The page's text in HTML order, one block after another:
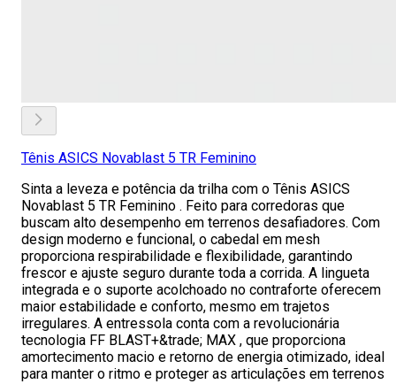
Tênis ASICS Novablast 5 TR Feminino
Sinta a leveza e potência da trilha com o Tênis ASICS
Novablast 5 TR Feminino . Feito para corredoras que
buscam alto desempenho em terrenos desafiadores. Com
design moderno e funcional, o cabedal em mesh
proporciona respirabilidade e flexibilidade, garantindo
frescor e ajuste seguro durante toda a corrida. A lingueta
integrada e o suporte acolchoado no contraforte oferecem
maior estabilidade e conforto, mesmo em trajetos
irregulares. A entressola conta com a revolucionária
tecnologia FF BLAST+&trade; MAX , que proporciona
amortecimento macio e retorno de energia otimizado, ideal
para manter o ritmo e proteger as articulações em terrenos